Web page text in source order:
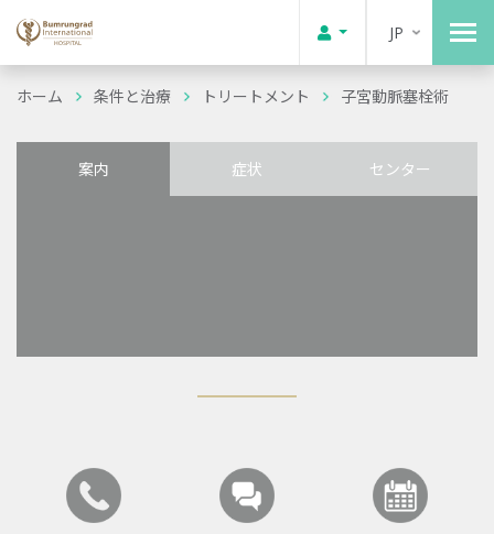
JP
ホーム 条件と治療 トリートメント 子宮動脈塞栓術
案内 症状 センター